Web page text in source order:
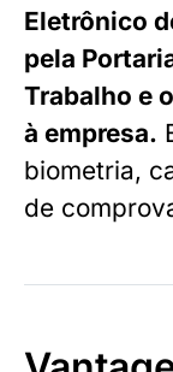
Eletrônico
pela
Trabalho e
à empresa.
biometria,
de